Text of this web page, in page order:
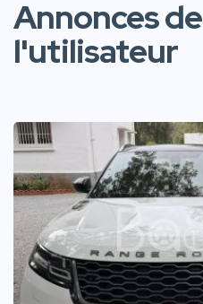
Annonces de
l'utilisateur